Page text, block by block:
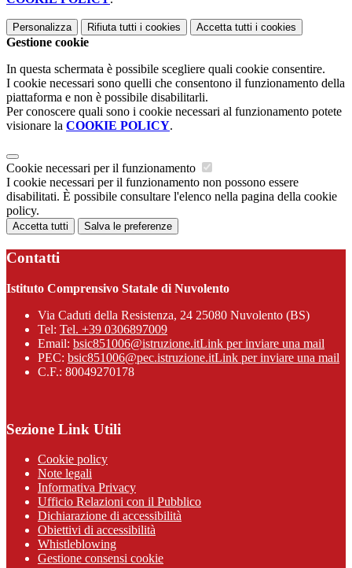
Personalizza Rifiuta tutti i cookies Accetta tutti i cookies
Gestione cookie
In questa schermata è possibile scegliere quali cookie consentire.
I cookie necessari sono quelli che consentono il funzionamento della
piattaforma e non è possibile disabilitarli.
Per conoscere quali sono i cookie necessari al funzionamento potete
visionare la COOKIE POLICY.
Cookie necessari per il funzionamento
I cookie necessari per il funzionamento non possono essere
disabilitati. È possibile consultare l'elenco nella pagina della cookie
policy.
Accetta tutti Salva le preferenze
Contatti
Istituto Comprensivo Statale di Nuvolento
Via Caduti della Resistenza, 24 25080 Nuvolento (BS)
Tel: Tel. +39 0306897009
Email: bsic851006@istruzione.itLink per inviare una mail
PEC: bsic851006@pec.istruzione.itLink per inviare una mail
C.F.: 80049270178
Sezione Link Utili
Cookie policy
Note legali
Informativa Privacy
Ufficio Relazioni con il Pubblico
Dichiarazione di accessibilità
Obiettivi di accessibilità
Whistleblowing
Gestione consensi cookie